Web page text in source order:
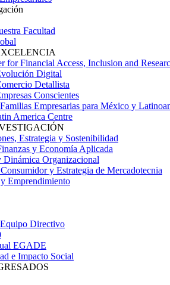
Facultad
for Financial Access, Inclusion and
Digital
Detallista
Conscientes
Empresarias para México y
America Centre
Estrategia y Sostenibilidad
y Economía Aplicada
Dinámica Organizacional
y Estrategia de Mercadotecnia
Emprendimiento
Directivo
EGADE
e Impacto Social